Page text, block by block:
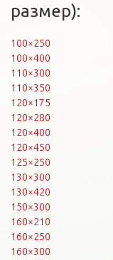
размер):
100×250
100×400
110×300
110×350
120×175
120×280
120×400
120×450
125×250
130×300
130×420
150×300
160×210
160×250
160×300